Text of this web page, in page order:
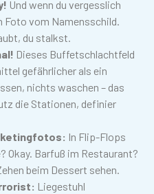
Und wenn du vergesslich
Foto vom Namensschild.
du stalkst.
Dieses Buffetschlachtfeld
gefährlicher als ein
nichts waschen – das
die Stationen, definier
In Flip-Flops
Okay. Barfuß im Restaurant?
beim Dessert sehen.
Liegestuhl